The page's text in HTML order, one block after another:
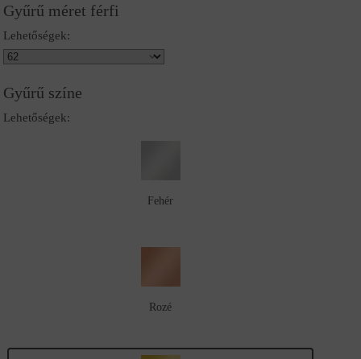
Gyűrű méret férfi
Lehetőségek:
Gyűrű színe
Lehetőségek:
Fehér
Rozé